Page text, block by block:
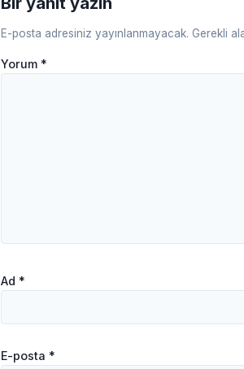
E-posta adresiniz yayınlanmayacak. Gerekli
Yorum *
Ad *
E-posta *